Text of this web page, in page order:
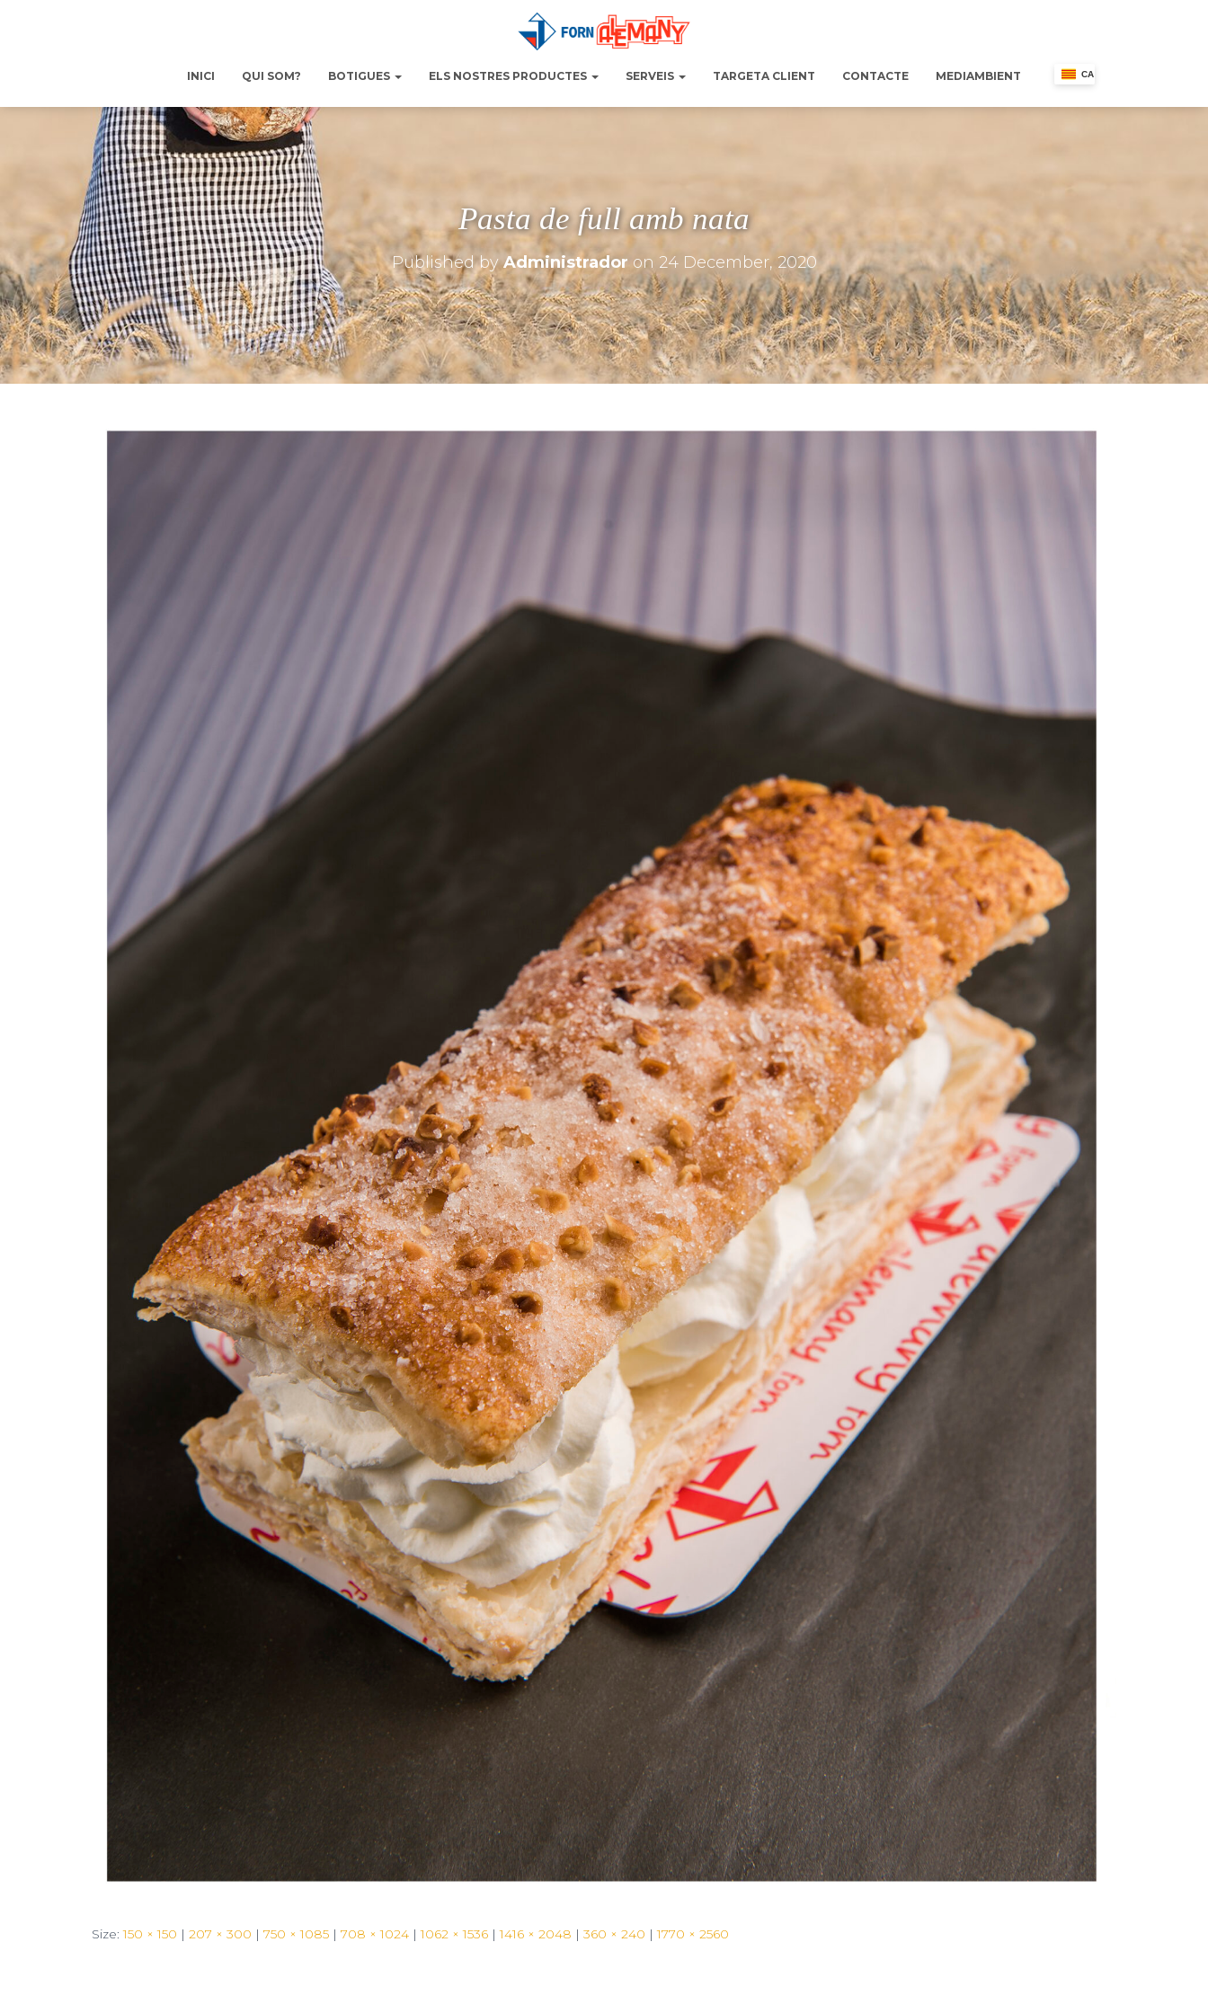
INICI QUI SOM? BOTIGUES ELS NOSTRES PRODUCTES SERVEIS TARGETA CLIENT CONTACTE MEDIAMBIENT CA
Pasta de full amb nata
Published byAdministrador on 24 December, 2020
Size:150 × 150 | 207 × 300 | 750 × 1085 | 708 × 1024 | 1062 × 1536 | 1416 × 2048 | 360 × 240 | 1770 × 2560